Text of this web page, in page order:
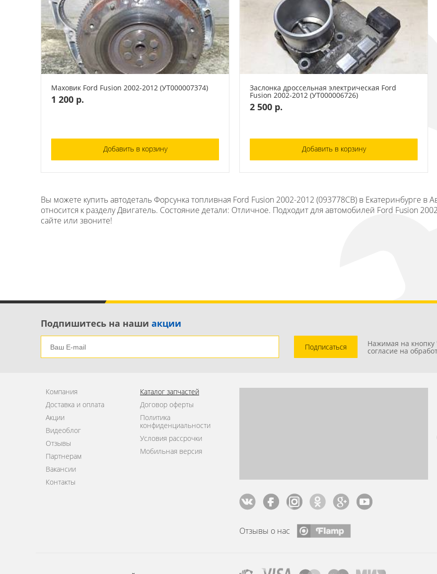
Маховик Ford Fusion 2002-2012 (УТ000007374)
1 200 р.
Добавить в корзину
Заслонка дроссельная электрическая Ford
Fusion 2002-2012 (УТ000006726)
2 500 р.
Добавить в корзину
Вы можете купить автодеталь Форсунка топливная Ford Fusion 2002-2012 (093778СВ) в Екатеринбурге в
относится к разделу Двигатель. Состояние детали: Отличное. Подходит для автомобилей Ford Fusion
сайте или звоните!
Подпишитесь на наши акции
Подписаться Нажимая на
согласие на
Компания
Доставка и оплата
Акции
Видеоблог
Отзывы
Партнерам
Вакансии
Контакты
Каталог запчастей
Договор оферты
Политика
конфиденциальности
Условия рассрочки
Мобильная версия
Отзывы о нас